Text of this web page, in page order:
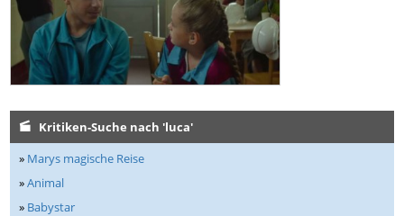
Kritiken-Suche nach 'luca'
» Marys magische Reise
»Animal
» Babystar